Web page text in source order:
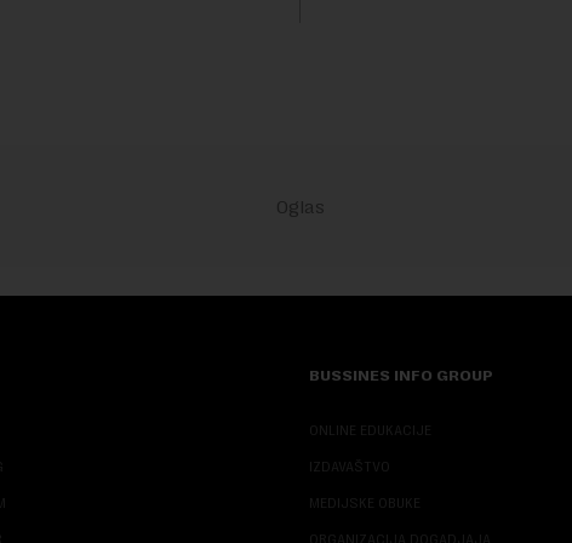
BUSSINES INFO GROUP
ONLINE EDUKACIJE
IZDAVAŠTVO
MEDIJSKE OBUKE
ORGANIZACIJA DOGADJAJA